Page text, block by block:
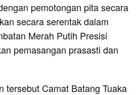
pemotongan pita secara
secara serentak dalam
Merah Putih Presisi
pemasangan prasasti dan
tersebut Camat Batang Tuaka